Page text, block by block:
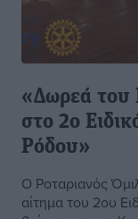
«Δωρεά του
στο 2ο
Ρόδου»
Ο Ροταριανός
αίτημα του 2ου